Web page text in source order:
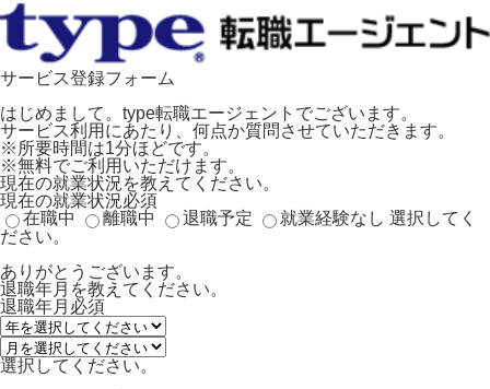
サービス登録フォーム
はじめまして。type転職エージェントでございます。
サービス利用にあたり、何点か質問させていただきます。
※所要時間は1分ほどです。
※無料でご利用いただけます。
現在の就業状況を教えてください。
現在の就業状況必須
在職中
離職中 退職予定 就業経験なし 選択してく
ださい。
ありがとうございます。
退職年月を教えてください。
退職年月 必須
選択してください。